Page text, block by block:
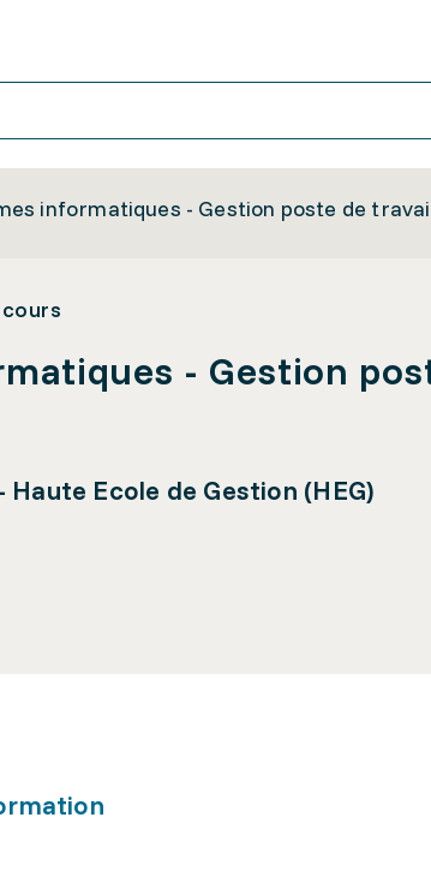
informatiques - Gestion poste de
- Gestion
Haute Ecole de Gestion (HEG)